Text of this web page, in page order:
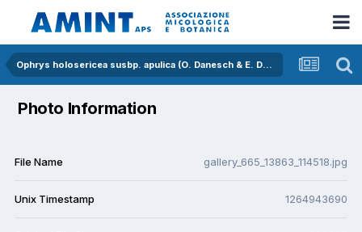
Ophrys holosericea susbp. apulica (O. Danesch & E. Danesch) Buttler
Photo Information
File Name gallery_665_13863_114518.jpg
Unix Timestamp 1264943690